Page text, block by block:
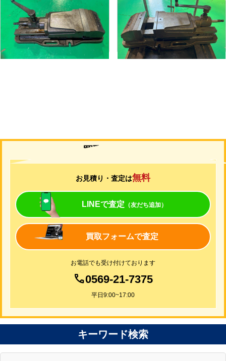
メーカー 武田
形 式TK-200HVS-U
式-
メーカー 武田
形 式TK-200HVS-U
年 式-
買取について
お見積り・査定は無料
LINEで査定 （友だち追加）
買取フォームで査定
お電話でも受け付けております
0569-21-7375
平日9:00~17:00
キーワード検索